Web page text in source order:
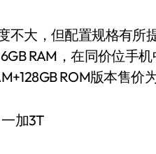
大，但配置规格有所
RAM，在同价位手
ROM版本售价为